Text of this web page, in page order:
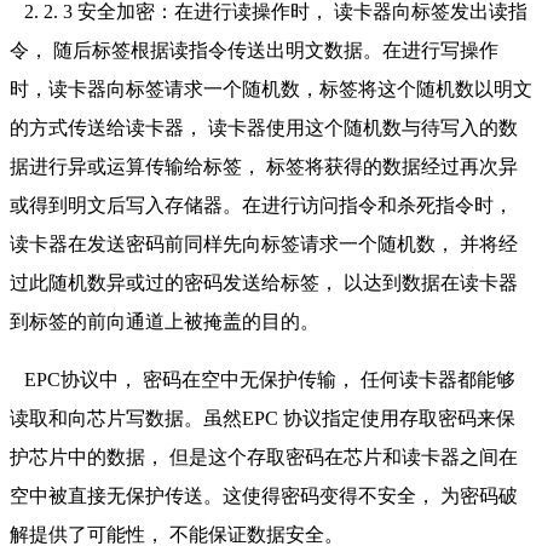
2. 2. 3 安全加密：在进行读操作时， 读卡器向标签发出读指
令， 随后标签根据读指令传送出明文数据。在进行写操作
时，读卡器向标签请求一个随机数，标签将这个随机数以明文
的方式传送给读卡器， 读卡器使用这个随机数与待写入的数
据进行异或运算传输给标签， 标签将获得的数据经过再次异
或得到明文后写入存储器。在进行访问指令和杀死指令时，
读卡器在发送密码前同样先向标签请求一个随机数， 并将经
过此随机数异或过的密码发送给标签， 以达到数据在读卡器
到标签的前向通道上被掩盖的目的。
EPC协议中， 密码在空中无保护传输， 任何读卡器都能够
读取和向芯片写数据。虽然EPC 协议指定使用存取密码来保
护芯片中的数据， 但是这个存取密码在芯片和读卡器之间在
空中被直接无保护传送。这使得密码变得不安全， 为密码破
解提供了可能性， 不能保证数据安全。